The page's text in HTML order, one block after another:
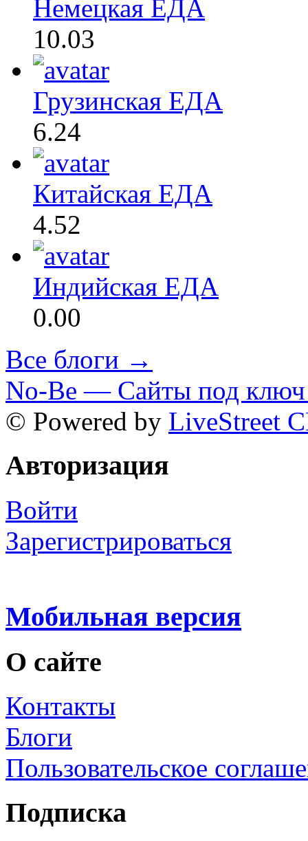
Немецкая ЕДА
10.03
Грузинская ЕДА
6.24
Китайская ЕДА
4.52
Индийская ЕДА
0.00
Все блоги →
No-Be — Сайты под ключ
© Powered by LiveStreet
Авторизация
Войти
Зарегистрироваться
Мобильная версия
О сайте
Контакты
Блоги
Пользовательское
Подписка